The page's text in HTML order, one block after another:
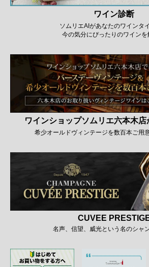
ワイン診断
ソムリエAIがあなたのワインタイ
今の気分にぴったりのワインを
ワインショップソムリエ六本木
希少オールドヴィンテージを数百本ご用
CUVEE
名声、信望、威光という名のシャ